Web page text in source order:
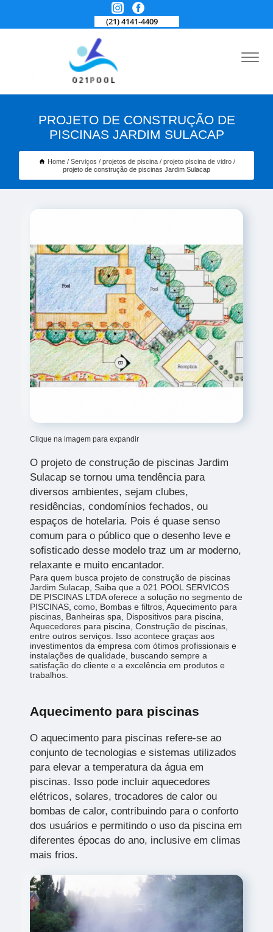
(21) 4141-4409
PROJETO DE CONSTRUÇÃO DE
PISCINAS JARDIM SULACAP
Home Serviços projetos de piscina
projeto piscina de vidro
projeto de construção de piscinas Jardim Sulacap
Clique na imagem para expandir
O projeto de construção de piscinas Jardim
Sulacap se tornou uma tendência para
diversos ambientes, sejam clubes,
residências, condomínios fechados, ou
espaços de hotelaria. Pois é quase senso
comum para o público que o desenho leve e
sofisticado desse modelo traz um ar moderno,
relaxante e muito encantador.
Para quem busca projeto de construção de piscinas
Jardim Sulacap, Saiba que a 021 POOL SERVICOS
DE PISCINAS LTDA oferece a solução no segmento de
PISCINAS, como, Bombas e filtros, Aquecimento para
piscinas, Banheiras spa, Dispositivos para piscina,
Aquecedores para piscina, Construção de piscinas,
entre outros serviços. Isso acontece graças aos
investimentos da empresa com ótimos profissionais e
instalações de qualidade, buscando sempre a
satisfação do cliente e a excelência em produtos e
trabalhos.
Aquecimento para piscinas
O aquecimento para piscinas refere-se ao
conjunto de tecnologias e sistemas utilizados
para elevar a temperatura da água em
piscinas. Isso pode incluir aquecedores
elétricos, solares, trocadores de calor ou
bombas de calor, contribuindo para o conforto
dos usuários e permitindo o uso da piscina em
diferentes épocas do ano, inclusive em climas
mais frios.